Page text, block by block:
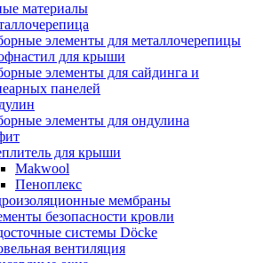
материалы
элементы для металлочерепицы
для крыши
элементы для сайдинга и
панелей
элементы для ондулина
для крыши
Makwool
Пеноплекс
мембраны
безопасности кровли
системы Döcke
вентиляция